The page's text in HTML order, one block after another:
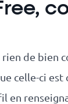
de bien
celle-ci
en